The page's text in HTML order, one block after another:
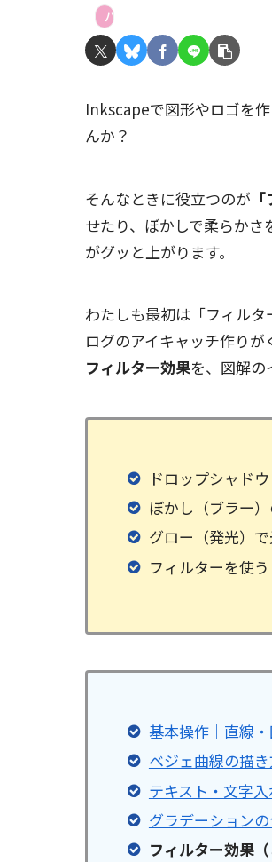
パソコン
Inkscapeで図形やロゴを
んか？
そんなときに役立つのが
せたり、ぼかしで柔らかさ
がグッと上がります。
わたしも最初は「フィル
ログのアイキャッチ作りが
フィルター効果を、図解の
ドロップシャド
ぼかし（ブラー
グロー（発光）
フィルターを使
基本操作｜直線
ベジェ曲線の描
テキスト・文字
グラデーション
フィルター効果（